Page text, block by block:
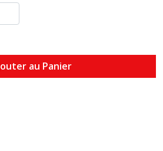
au Panier